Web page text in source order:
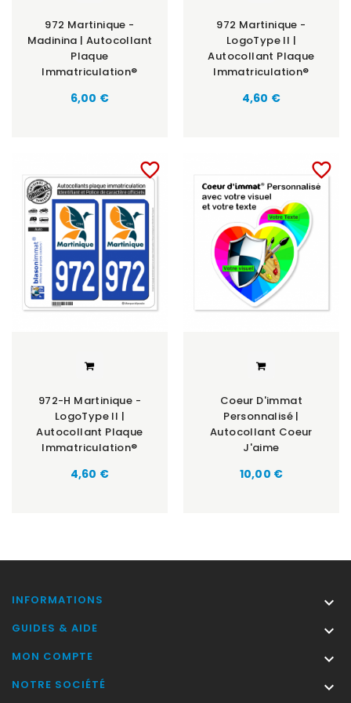
972 Martinique -
Madinina | Autocollant
Plaque
Immatriculation®
Prix
6,00 €
972 Martinique -
LogoType II |
Autocollant Plaque
Immatriculation®
Prix
4,60 €
favorite_border
972-H Martinique -
LogoType II |
Autocollant Plaque
Immatriculation®
Prix
4,60 €
favorite_border
Coeur D'immat
Personnalisé |
Autocollant Coeur
J'aime
Prix
10,00 €
INFORMATIONS 
GUIDES & AIDE 
MON COMPTE 
NOTRE SOCIÉTÉ 